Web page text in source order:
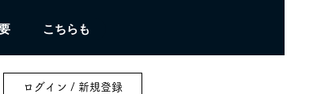
こちらも
ログイン / 新規登録